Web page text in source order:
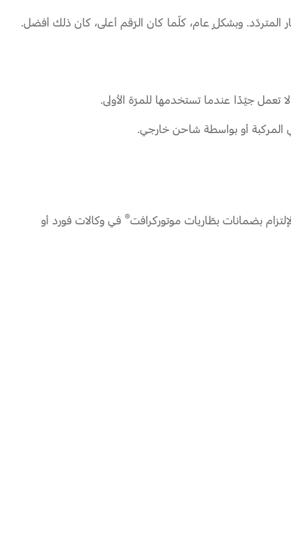
المتردّد. وبشكلٍ عام، كلّما كان الرّقم أعلى، كان ذلك أفضل.
جيّدًا عندما تستخدمها للمرّة الأولى.
المركبة أو بواسطة شاحن خارجي.
بضمانات بطّاريات موتوركرافت® في وكالات فورد أو